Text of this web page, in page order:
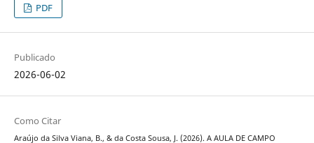
PDF
Publicado
2026-06-02
Como Citar
Araújo da Silva Viana, B., & da Costa Sousa, J. (2026). A AULA DE CAMPO